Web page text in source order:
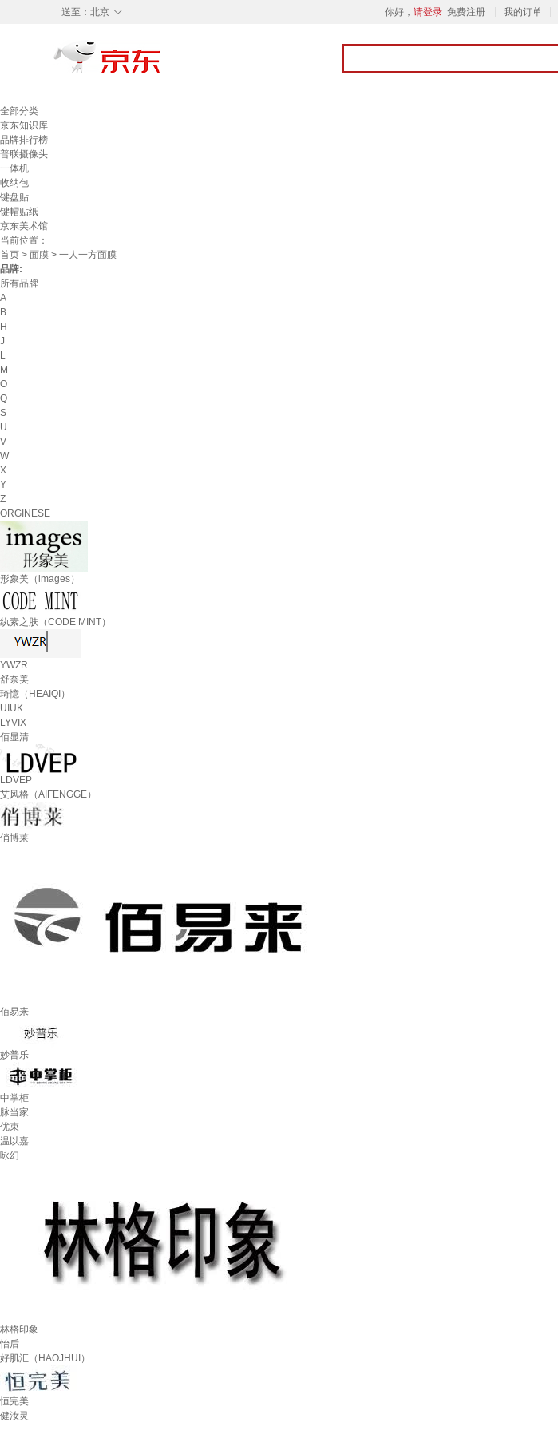
◇
送至： 北京 你好， 请登录 免费注册 我的订单
全部分类
京东知识库
品牌排行榜
普联摄像头
一体机
收纳包
键盘贴
键帽贴纸
京东美术馆
当前位置：
首页 > 面膜 > 一人一方面膜
品牌:
所有品牌
A
B
H
J
L
M
O
Q
S
U
V
W
X
Y
Z
ORGINESE
形象美（images）
纨素之肤（CODE MINT）
YWZR
舒奈美
琦憶（HEAIQI）
UIUK
LYVIX
佰显清
LDVEP
艾风格（AIFENGGE）
俏博莱
佰易来
妙普乐
中掌柜
脉当家
优束
温以嘉
咏幻
林格印象
怡后
好肌汇（HAOJHUI）
恒完美
健汝灵